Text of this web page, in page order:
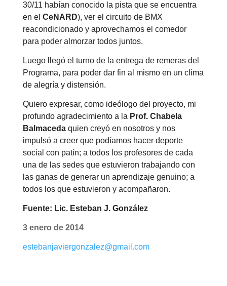
30/11 habían conocido la pista que se encuentra
en el CeNARD), ver el circuito de BMX
reacondicionado y aprovechamos el comedor
para poder almorzar todos juntos.
Luego llegó el turno de la entrega de remeras del
Programa, para poder dar fin al mismo en un clima
de alegría y distensión.
Quiero expresar, como ideólogo del proyecto, mi
profundo agradecimiento a la Prof. Chabela
Balmaceda quien creyó en nosotros y nos
impulsó a creer que podíamos hacer deporte
social con patín; a todos los profesores de cada
una de las sedes que estuvieron trabajando con
las ganas de generar un aprendizaje genuino; a
todos los que estuvieron y acompañaron.
Fuente: Lic. Esteban J. González
3 enero de 2014
estebanjaviergonzalez@gmail.com